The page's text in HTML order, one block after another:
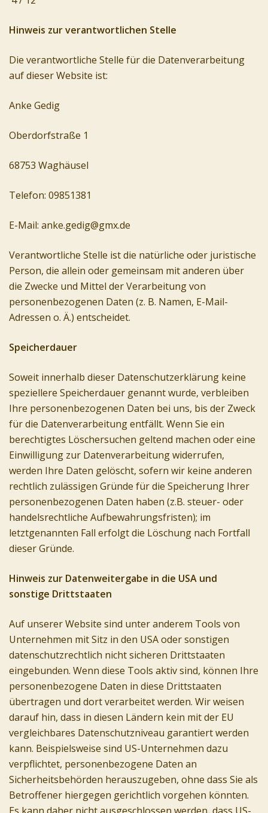
Hinweis zur verantwortlichen Stelle
Die verantwortliche Stelle für die Datenverarbeitung
auf dieser Website ist:
Anke Gedig
Oberdorfstraße 1
68753 Waghäusel
Telefon: 09851381
E-Mail: anke.gedig@gmx.de
Verantwortliche Stelle ist die natürliche oder juristische
Person, die allein oder gemeinsam mit anderen über
die Zwecke und Mittel der Verarbeitung von
personenbezogenen Daten (z. B. Namen, E-Mail-
Adressen o. Ä.) entscheidet.
Speicherdauer
Soweit innerhalb dieser Datenschutzerklärung keine
speziellere Speicherdauer genannt wurde, verbleiben
Ihre personenbezogenen Daten bei uns, bis der Zweck
für die Datenverarbeitung entfällt. Wenn Sie ein
berechtigtes Löschersuchen geltend machen oder eine
Einwilligung zur Datenverarbeitung widerrufen,
werden Ihre Daten gelöscht, sofern wir keine anderen
rechtlich zulässigen Gründe für die Speicherung Ihrer
personenbezogenen Daten haben (z.B. steuer- oder
handelsrechtliche Aufbewahrungsfristen); im
letztgenannten Fall erfolgt die Löschung nach Fortfall
dieser Gründe.
Hinweis zur Datenweitergabe in die USA und
sonstige Drittstaaten
Auf unserer Website sind unter anderem Tools von
Unternehmen mit Sitz in den USA oder sonstigen
datenschutzrechtlich nicht sicheren Drittstaaten
eingebunden. Wenn diese Tools aktiv sind, können Ihre
personenbezogene Daten in diese Drittstaaten
übertragen und dort verarbeitet werden. Wir weisen
darauf hin, dass in diesen Ländern kein mit der EU
vergleichbares Datenschutzniveau garantiert werden
kann. Beispielsweise sind US-Unternehmen dazu
verpflichtet, personenbezogene Daten an
Sicherheitsbehörden herauszugeben, ohne dass Sie als
Betroffener hiergegen gerichtlich vorgehen könnten.